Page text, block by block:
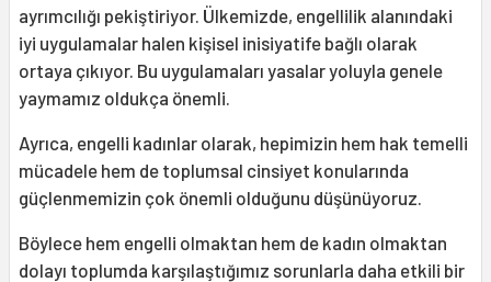
ayrımcılığı pekiştiriyor. Ülkemizde, engellilik alanındaki
iyi uygulamalar halen kişisel inisiyatife bağlı olarak
ortaya çıkıyor. Bu uygulamaları yasalar yoluyla genele
yaymamız oldukça önemli.
Ayrıca, engelli kadınlar olarak, hepimizin hem hak temelli
mücadele hem de toplumsal cinsiyet konularında
güçlenmemizin çok önemli olduğunu düşünüyoruz.
Böylece hem engelli olmaktan hem de kadın olmaktan
dolayı toplumda karşılaştığımız sorunlarla daha etkili bir